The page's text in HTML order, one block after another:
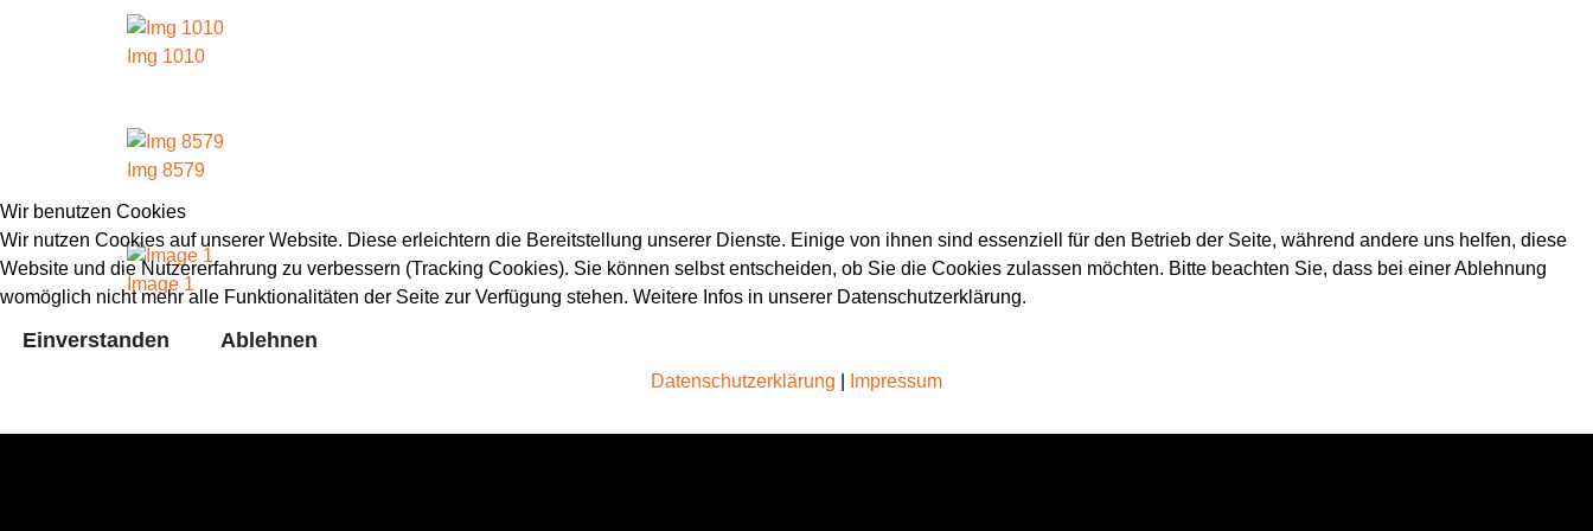
Img 1010
Img 8579
Image 1
Wir benutzen Cookies
Wir nutzen Cookies auf unserer Website. Diese erleichtern die Bereitstellung unserer Dienste. Einige von ihnen sind essenziell für den Betrieb der Seite, während andere uns helfen, diese
Website und die Nutzererfahrung zu verbessern (Tracking Cookies). Sie können selbst entscheiden, ob Sie die Cookies zulassen möchten. Bitte beachten Sie, dass bei einer Ablehnung
womöglich nicht mehr alle Funktionalitäten der Seite zur Verfügung stehen. Weitere Infos in unserer Datenschutzerklärung.
Einverstanden Ablehnen
Datenschutzerklärung Impressum